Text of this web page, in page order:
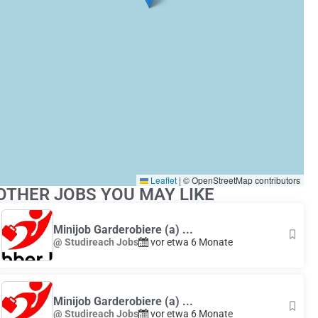
Leaflet | © OpenStreetMap contributors
JOBS YOU MAY LIKE
Minijob Garderobiere (a) ...
@ Studireach Jobs vor etwa 6 Monate
Minijob Garderobiere (a) ...
@ Studireach Jobs vor etwa 6 Monate